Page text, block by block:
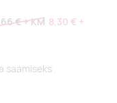
€+ KM 8,30 € +
saamiseks